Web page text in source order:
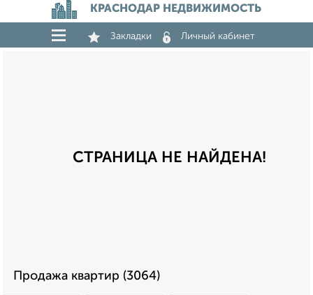
КРАСНОДАР НЕДВИЖИМОСТЬ
Закладки Личный кабинет
СТРАНИЦА НЕ НАЙДЕНА!
Продажа квартир (3064)